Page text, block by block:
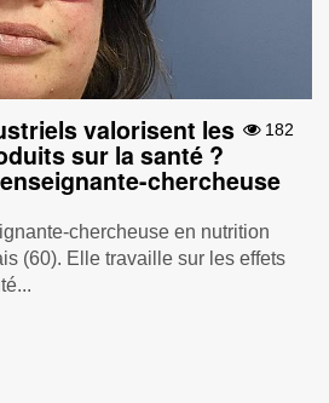
182
valorisent les
sur la santé ?
chercheuse
chercheuse en nutrition
(60). Elle travaille sur les effets